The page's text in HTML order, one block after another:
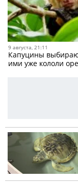
9 августа, 21:11
Капуцины
ими уже кололи